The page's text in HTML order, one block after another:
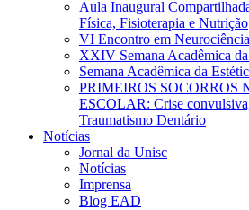
Aula Inaugural
Física, Fisioterapia e Nutrição
VI Encontro em
XXIV Semana Acadêmica
Semana Acadêmica da
PRIMEIROS SOCORROS
ESCOLAR: Crise
Traumatismo Dentário
Notícias
Jornal da Unisc
Notícias
Imprensa
Blog EAD